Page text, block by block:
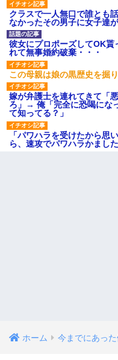
クラスで一人無口で誰とも
なかったその男子に女子達
彼女にプロポーズしてOK貰
れて無事婚約破棄・・・
この母親は娘の黒歴史を掘
嫁が弁護士を連れてきて「
ろ」→ 俺「完全に恐喝にな
て知ってる？」
「パワハラを受けたから思
ら、速攻でパワハラかまし
ホーム 今までにあっ